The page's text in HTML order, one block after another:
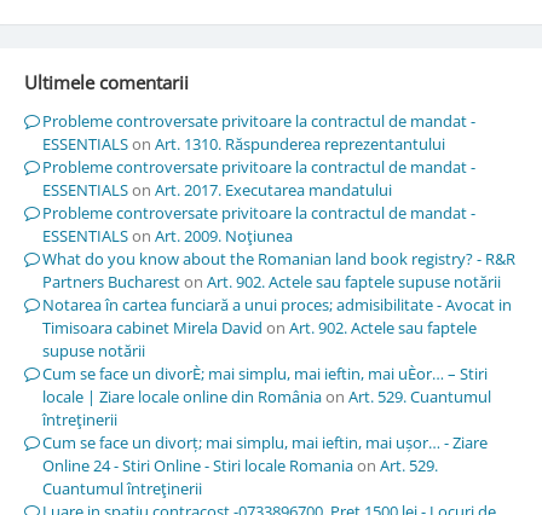
Ultimele comentarii
Probleme controversate privitoare la contractul de mandat -
ESSENTIALSon Art. 1310. Răspunderea reprezentantului
Probleme controversate privitoare la contractul de mandat -
ESSENTIALSon Art. 2017. Executarea mandatului
Probleme controversate privitoare la contractul de mandat -
ESSENTIALSon Art. 2009. Noţiunea
What do you know about the Romanian land book registry? - R&R
Partners Buchareston Art. 902. Actele sau faptele supuse notării
Notarea în cartea funciară a unui proces; admisibilitate - Avocat in
Timisoara cabinet Mirela David on Art. 902. Actele sau faptele
supuse notării
Cum se face un divorÈ; mai simplu, mai ieftin, mai uÈor… – Stiri
locale | Ziare locale online din Româniaon Art. 529. Cuantumul
întreţinerii
Cum se face un divorț; mai simplu, mai ieftin, mai ușor… - Ziare
Online 24 - Stiri Online - Stiri locale Romaniaon Art. 529.
Cuantumul întreţinerii